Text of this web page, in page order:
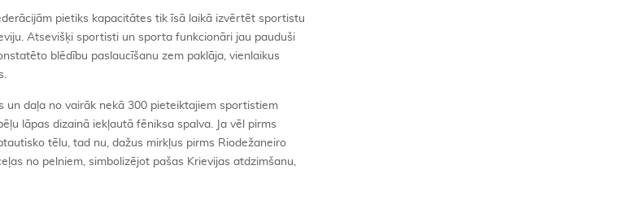
pietiks kapacitātes tik īsā laikā izvērtēt sportistu
Atsevišķi sportisti un sporta funkcionāri jau pauduši
blēdību paslaucīšanu zem paklāja, vienlaikus
un daļa no vairāk nekā 300 pieteiktajiem sportistiem
lāpas dizainā iekļautā fēniksa spalva. Ja vēl pirms
tēlu, tad nu, dažus mirkļus pirms Riodežaneiro
no pelniem, simbolizējot pašas Krievijas atdzimšanu,